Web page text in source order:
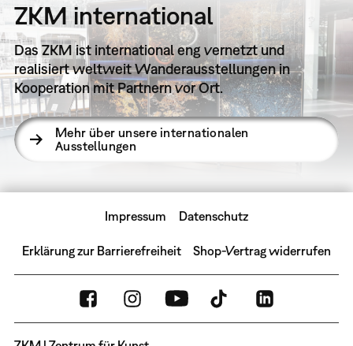
ZKM international
Das ZKM ist international eng vernetzt und
realisiert weltweit Wanderausstellungen in
Kooperation mit Partnern vor Ort.
Mehr über unsere internationalen
Ausstellungen
Impressum Datenschutz
Erklärung zur Barrierefreiheit Shop-Vertrag widerrufen